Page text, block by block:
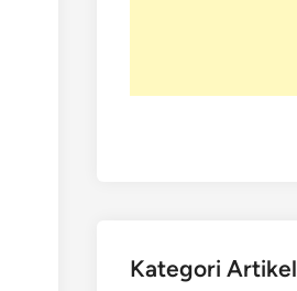
Kategori Artikel